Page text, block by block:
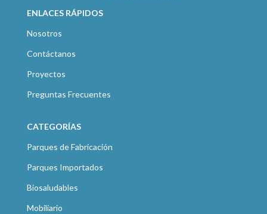
ENLACES RÁPIDOS
Nosotros
Contáctanos
Proyectos
Preguntas Frecuentes
CATEGORÍAS
Parques de Fabricación
Parques Importados
Biosaludables
Mobiliario